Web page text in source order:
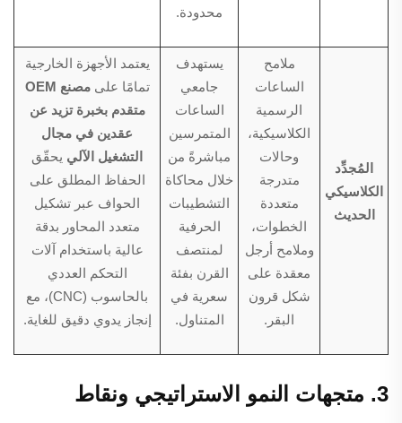
محدودة.
المُجدِّد
الكلاسيكي
الحديث
ملامح
الساعات
الرسمية
الكلاسيكية،
وحالات
متدرجة
متعددة
الخطوات،
وملامح أرجل
معقدة على
شكل قرون
البقر.
يستهدف
جامعي
الساعات
المتمرسين
مباشرةً من
خلال محاكاة
التشطيبات
الحرفية
لمنتصف
القرن بفئة
سعرية في
المتناول.
يعتمد الأجهزة الخارجية
تمامًا على
مصنع OEM
متقدم بخبرة تزيد عن
عقدين في مجال
التشغيل الآلي يحقّق
الحفاظ المطلق على
الحواف عبر تشكيل
متعدد المحاور بدقة
عالية باستخدام آلات
التحكم العددي
بالحاسوب (CNC)، مع
إنجاز يدوي دقيق للغاية.
3. متجهات النمو الاستراتيجي ونقاط